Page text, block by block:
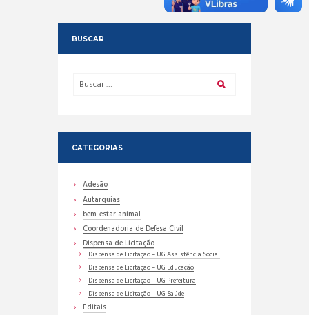
BUSCAR
CATEGORIAS
Adesão
Autarquias
bem-estar animal
Coordenadoria de Defesa Civil
Dispensa de Licitação
Dispensa de Licitação – UG Assistência Social
Dispensa de Licitação – UG Educação
Dispensa de Licitação – UG Prefeitura
Dispensa de Licitação – UG Saúde
Editais